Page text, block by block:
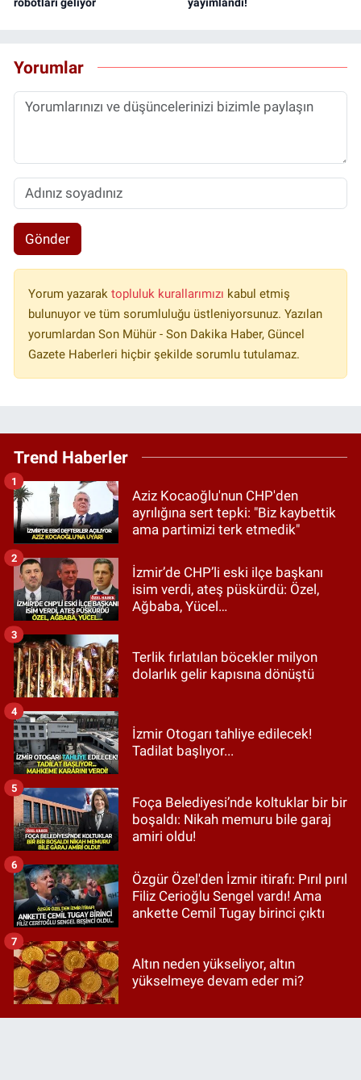
robotları geliyor yayımlandı!
Yorumlar
Gönder
Yorum yazarak topluluk kurallarımızı kabul etmiş
bulunuyor ve tüm sorumluluğu üstleniyorsunuz. Yazılan
yorumlardan Son Mühür - Son Dakika Haber, Güncel
Gazete Haberleri hiçbir şekilde sorumlu tutulamaz.
Trend Haberler
Aziz Kocaoğlu'nun CHP'den
ayrılığına sert tepki: "Biz kaybettik
ama partimizi terk etmedik"
1
İzmir’de CHP’li eski ilçe başkanı
isim verdi, ateş püskürdü: Özel,
Ağbaba, Yücel…
2
Terlik fırlatılan böcekler milyon
dolarlık gelir kapısına dönüştü
3
İzmir Otogarı tahliye edilecek!
Tadilat başlıyor...
4
Foça Belediyesi’nde koltuklar bir bir
boşaldı: Nikah memuru bile garaj
amiri oldu!
5
Özgür Özel'den İzmir itirafı: Pırıl pırıl
Filiz Cerioğlu Sengel vardı! Ama
ankette Cemil Tugay birinci çıktı
6
Altın neden yükseliyor, altın
yükselmeye devam eder mi?
7